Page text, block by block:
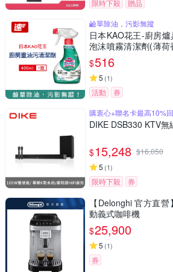
限時下殺
贈品
鹼單除油，污影無蹤
日本KAO花王-廚房
泡沫噴霧清潔劑(薄
抽油煙機,爐架,流理台,
$516
5 (1)
活動
券
購衷心+聯名卡最高10%
DIKE DSB330 KTV
$15,248 $16,050
5 (1)
限時下殺 券
【Delonghi 官方直
動義式咖啡機
$25,900
5 (1)
券